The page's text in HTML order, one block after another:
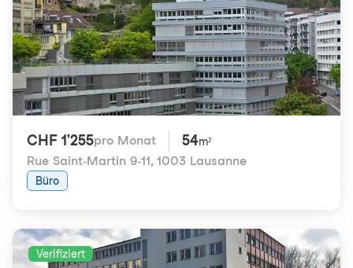
CHF 1'255pro Monat 54m²
Rue Saint-Martin 9-11, 1003 Lausanne
Büro
Verifiziert